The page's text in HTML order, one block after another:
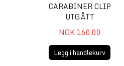
CARABINER CLIP
UTGÅTT
NOK 160.00
Legg i handlekurv